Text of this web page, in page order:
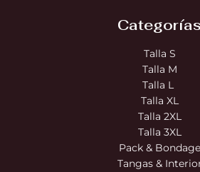
Categorías
Talla S
Talla M
Talla L
Talla XL
Talla 2XL
Talla 3XL
Pack & Bondage
Tangas &